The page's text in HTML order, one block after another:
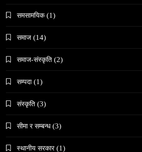
जनकपुरधाममा ‘मधेस प्रादेशिक
अलउला: साउदी अरबको रेगिस्तानी
समसामयिक (1)
समाज (14)
समाज-संस्कृति (2)
सम्पदा (1)
संस्कृति (3)
सीमा र सम्बन्ध (3)
स्थानीय सरकार (1)